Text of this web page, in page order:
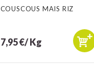
COUSCOUS MAIS RIZ
7,95 €/ Kg